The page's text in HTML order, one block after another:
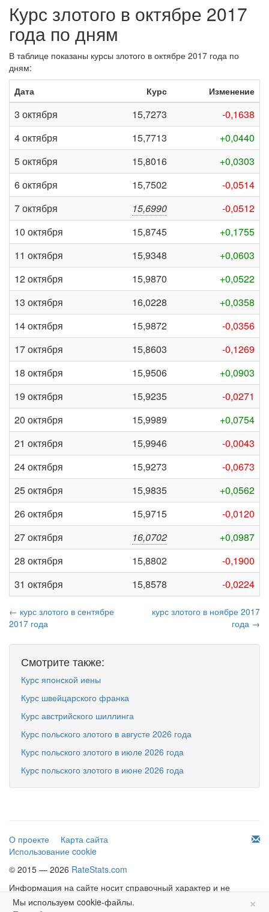
Курс злотого в октябре 2017
года по дням
В таблице показаны курсы злотого в октябре 2017 года по
дням:
Дата
Курс Изменение
3 октября 15,7273
-0,1638
4 октября
15,7713
+0,0440
5 октября
15,8016
+0,0303
6 октября
15,7502
-0,0514
7 октября
15,6990
-0,0512
10 октября
15,8745
+0,1755
11 октября
15,9348
+0,0603
12 октября
15,9870
+0,0522
13 октября
16,0228
+0,0358
14 октября
15,9872
-0,0356
17 октября
15,8603
-0,1269
18 октября
15,9506
+0,0903
19 октября
15,9235
-0,0271
20 октября
15,9989
+0,0754
21 октября
15,9946
-0,0043
24 октября
15,9273
-0,0673
25 октября
15,9835
+0,0562
26 октября
15,9715
-0,0120
27 октября
16,0702
+0,0987
28 октября
15,8802
-0,1900
31 октября
15,8578 -0,0224
← курс злотого в сентябре
2017 года
курс злотого в ноябре 2017
года →
Смотрите также:
Курс японской иены
Курс швейцарского франка
Курс австрийского шиллинга
Курс польского злотого в августе 2026 года
Курс польского злотого в июле 2026 года
Курс польского злотого в июне 2026 года
О проекте
Карта сайта
Использование cookie
© 2015 — 2026 RateStats.com
Информация на сайте носит справочный характер и не
является офертой.
×
Мы используем cookie-файлы.